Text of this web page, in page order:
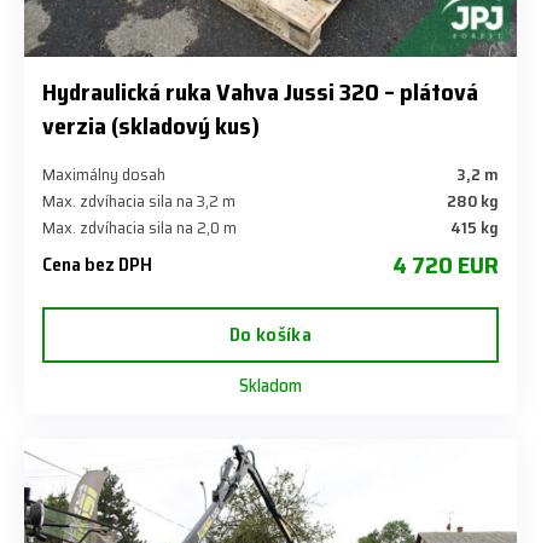
Hydraulická ruka Vahva Jussi 320 – plátová
verzia (skladový kus)
Maximálny dosah
3,2 m
Max. zdvíhacia sila na 3,2 m
280 kg
Max. zdvíhacia sila na 2,0 m
415 kg
Cena bez DPH 4 720 EUR
Do košíka
Skladom